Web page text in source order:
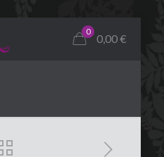
0
0,00€